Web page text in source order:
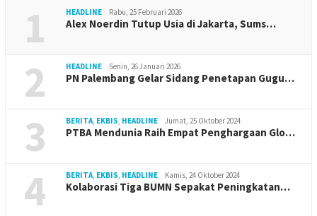
1 HEADLINE Rabu, 25 Februari 2026
Alex Noerdin Tutup Usia di Jakarta, Sums…
2 HEADLINE Senin, 26 Januari 2026
PN Palembang Gelar Sidang Penetapan Gugu…
3 BERITA, EKBIS, HEADLINE Jumat, 25 Oktober 2024
PTBA Mendunia Raih Empat Penghargaan Glo…
4 BERITA, EKBIS, HEADLINE Kamis, 24 Oktober 2024
Kolaborasi Tiga BUMN Sepakat Peningkatan…